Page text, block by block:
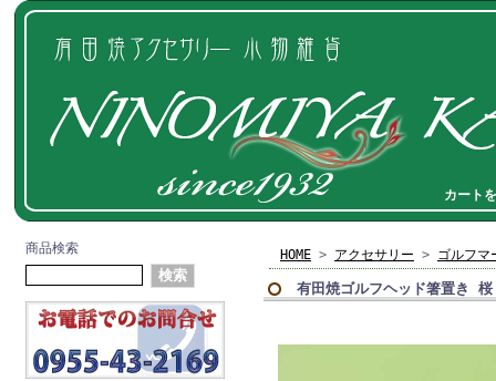
カート
商品検索 HOME > アクセサリー > ゴルフマ
有田焼ゴルフヘッド箸置き